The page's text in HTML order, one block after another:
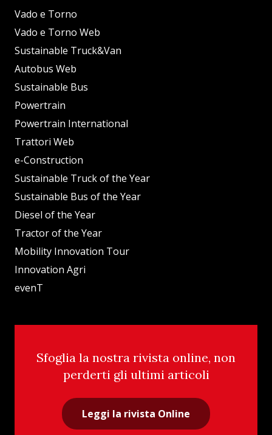
Vado e Torno
Vado e Torno Web
Sustainable Truck&Van
Autobus Web
Sustainable Bus
Powertrain
Powertrain International
Trattori Web
e-Construction
Sustainable Truck of the Year
Sustainable Bus of the Year
Diesel of the Year
Tractor of the Year
Mobility Innovation Tour
Innovation Agri
evenT
Sfoglia la nostra rivista online, non
perderti gli ultimi articoli
Leggi la rivista Online